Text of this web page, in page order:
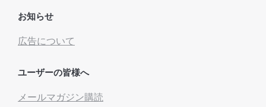
お知らせ
広告について
ユーザーの皆様へ
メールマガジン購読